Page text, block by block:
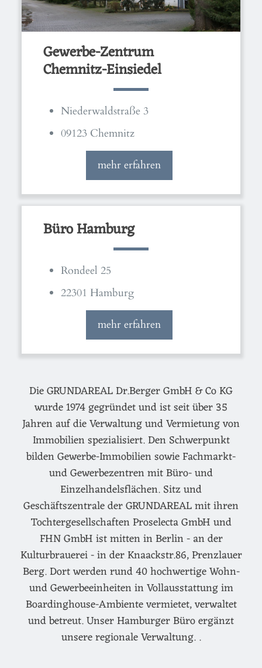
Gewerbe-Zentrum
Chemnitz-Einsiedel
Niederwaldstraße 3
09123 Chemnitz
mehr erfahren
Büro Hamburg
Rondeel 25
22301 Hamburg
mehr erfahren
Die GRUNDAREAL Dr.Berger GmbH & Co KG
wurde 1974 gegründet und ist seit über 35
Jahren auf die Verwaltung und Vermietung von
Immobilien spezialisiert. Den Schwerpunkt
bilden Gewerbe-Immobilien sowie Fachmarkt-
und Gewerbezentren mit Büro- und
Einzelhandelsflächen. Sitz und
Geschäftszentrale der GRUNDAREAL mit ihren
Tochtergesellschaften Proselecta GmbH und
FHN GmbH ist mitten in Berlin - an der
Kulturbrauerei - in der Knaackstr.86, Prenzlauer
Berg. Dort werden rund 40 hochwertige Wohn-
und Gewerbeeinheiten in Vollausstattung im
Boardinghouse-Ambiente vermietet, verwaltet
und betreut. Unser Hamburger Büro ergänzt
unsere regionale Verwaltung. .